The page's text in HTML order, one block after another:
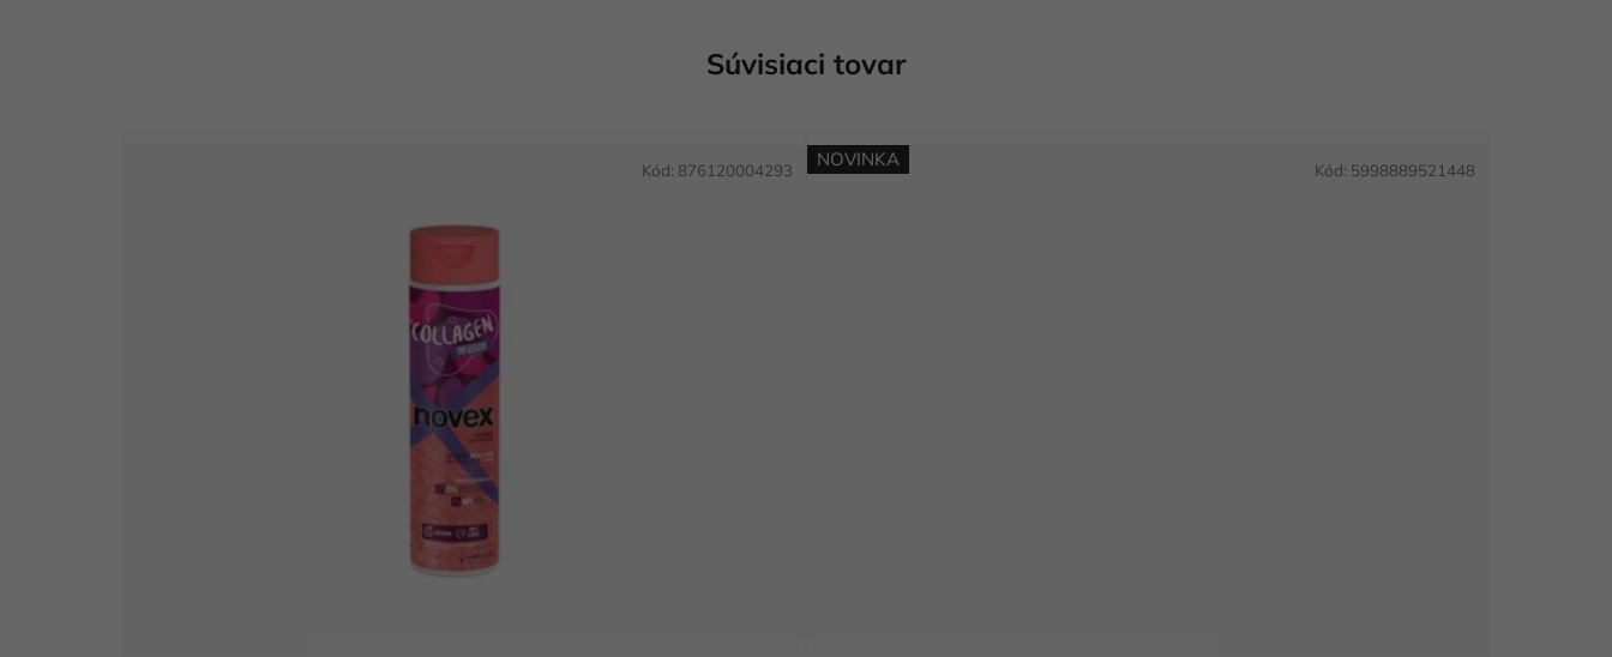
Súvisiaci tovar
Kód: 876120004293 NOVINKA Kód: 5998889521448